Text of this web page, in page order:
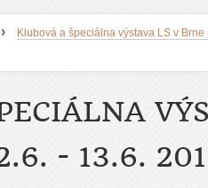
› Klubová a špeciálna výstava LS v
- 13.6.